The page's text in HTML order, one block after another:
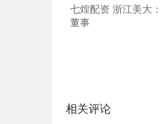
七煌配资 浙江美大
董事
相关评论